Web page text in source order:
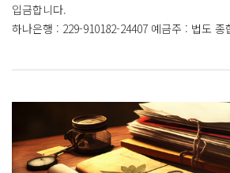
입금합니다.
하나은행 : 229-910182-24407 예금주 : 법도 종